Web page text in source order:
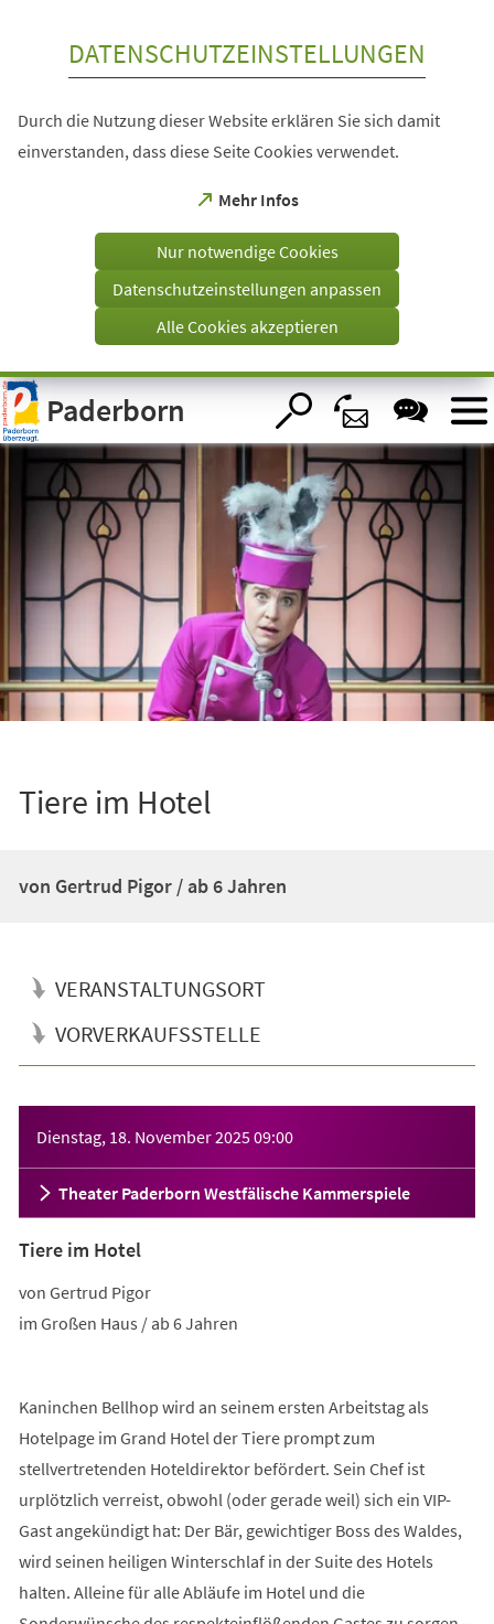
Visuelle
Assistenzsoftware
öffnen.
DATENSCHUTZEINSTELLUNGEN
Durch die Nutzung dieser Website erklären Sie sich damit
einverstanden, dass diese Seite Cookies verwendet.
Mehr Infos
(Öffnet
einem
Tab)
Nur notwendige Cookies
Datenschutzeinstellungen anpassen
Alle Cookies akzeptieren
Paderborn
Tiere im Hotel
von Gertrud Pigor / ab 6 Jahren
VERANSTALTUNGSORT
VORVERKAUFSSTELLE
Dienstag, 18. November 202509:00
Theater Paderborn Westfälische Kammerspiele
Tiere im Hotel
von Gertrud Pigor
im Großen Haus / ab 6 Jahren
Kaninchen Bellhop wird an seinem ersten Arbeitstag als
Hotelpage im Grand Hotel der Tiere prompt zum
stellvertretenden Hoteldirektor befördert. Sein Chef ist
urplötzlich verreist, obwohl (oder gerade weil) sich ein VIP-
Gast angekündigt hat: Der Bär, gewichtiger Boss des Waldes,
wird seinen heiligen Winterschlaf in der Suite des Hotels
halten. Alleine für alle Abläufe im Hotel und die